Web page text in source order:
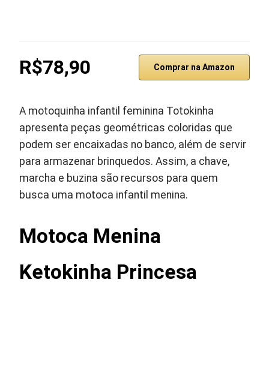
R$78,90 Comprar na Amazon
A motoquinha infantil feminina Totokinha
apresenta peças geométricas coloridas que
podem ser encaixadas no banco, além de servir
para armazenar brinquedos. Assim, a chave,
marcha e buzina são recursos para quem
busca uma motoca infantil menina.
Motoca Menina
Ketokinha Princesa